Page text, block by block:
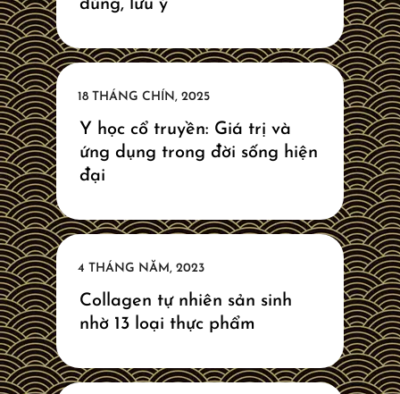
dùng, lưu ý
Y học cổ truyền: Giá trị và
ứng dụng trong đời sống hiện
đại
Collagen tự nhiên sản sinh
nhờ 13 loại thực phẩm